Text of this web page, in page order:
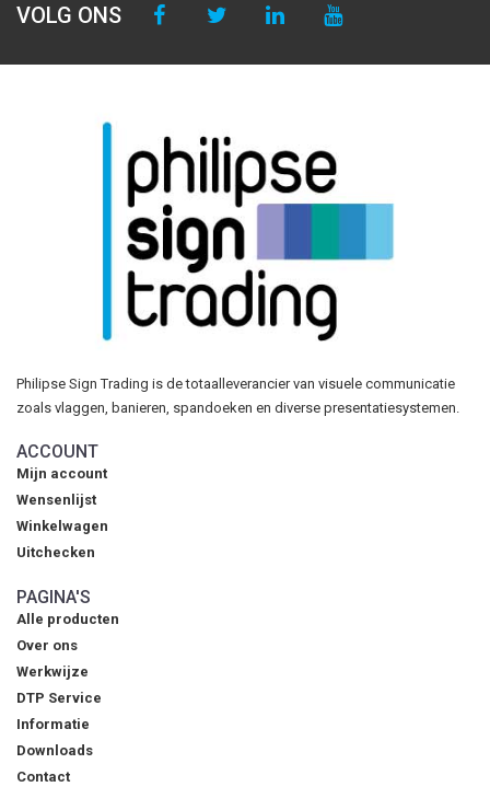
VOLG ONS
Philipse Sign Trading is de totaalleverancier van visuele communicatie
zoals vlaggen, banieren, spandoeken en diverse presentatiesystemen.
ACCOUNT
Mijn account
Wensenlijst
Winkelwagen
Uitchecken
PAGINA'S
Alle producten
Over ons
Werkwijze
DTP Service
Informatie
Downloads
Contact